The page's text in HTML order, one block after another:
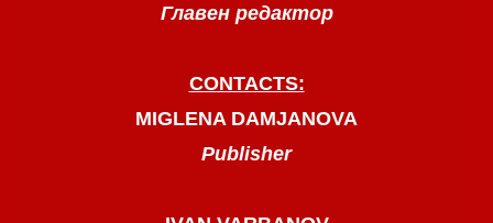
Главен редактор
CONTACTS:
MIGLENA DAMJANOVA
Publisher